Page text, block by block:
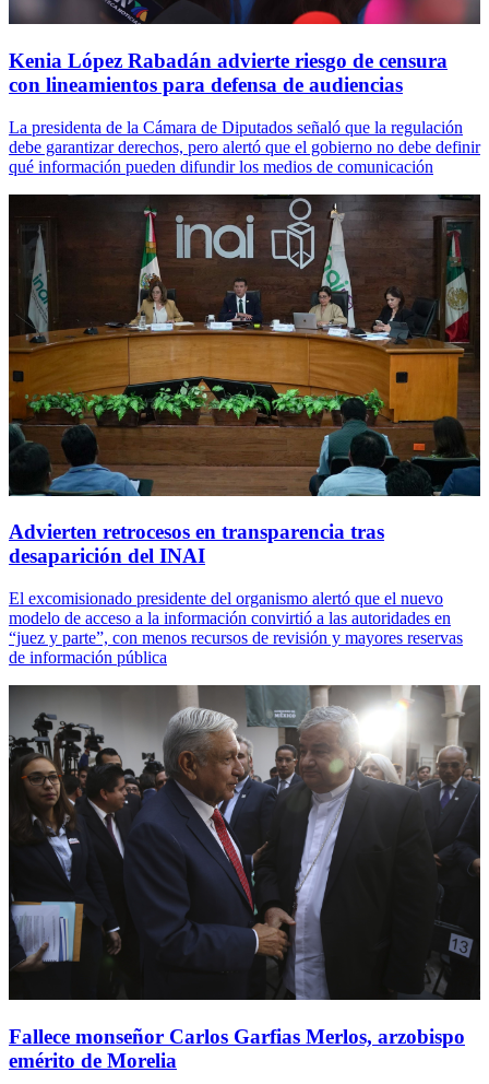
Kenia López Rabadán advierte riesgo de censura
con lineamientos para defensa de audiencias
La presidenta de la Cámara de Diputados señaló que la regulación
debe garantizar derechos, pero alertó que el gobierno no debe definir
qué información pueden difundir los medios de comunicación
Advierten retrocesos en transparencia tras
desaparición del INAI
El excomisionado presidente del organismo alertó que el nuevo
modelo de acceso a la información convirtió a las autoridades en
“juez y parte”, con menos recursos de revisión y mayores reservas
de información pública
Fallece monseñor Carlos Garfias Merlos, arzobispo
emérito de Morelia